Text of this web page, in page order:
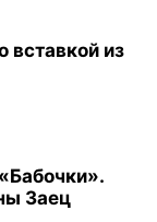
вставкой из
Заец